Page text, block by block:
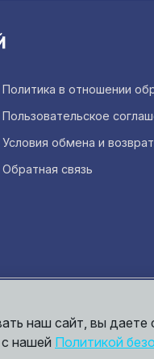
Политика в отношении
Пользовательское
Условия обмена и
Обратная связь
наш сайт, вы даете
нашей Политикой